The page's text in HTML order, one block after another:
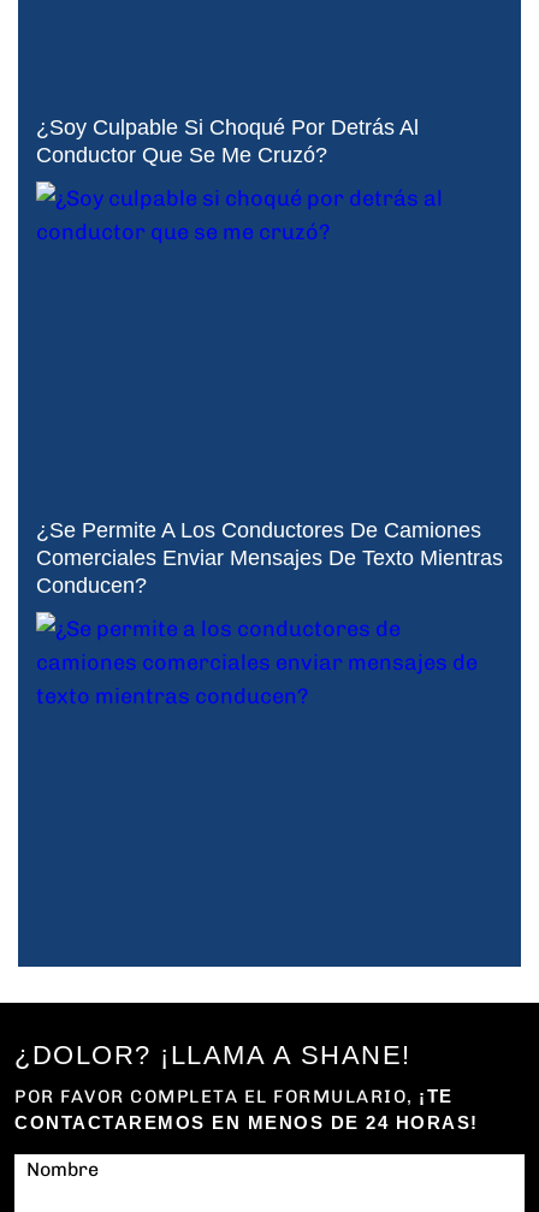
¿Soy Culpable Si Choqué Por Detrás Al
Conductor Que Se Me Cruzó?
¿Se Permite A Los Conductores De Camiones
Comerciales Enviar Mensajes De Texto Mientras
Conducen?
¿DOLOR? ¡LLAMA A SHANE!
POR FAVOR COMPLETA EL FORMULARIO, ¡TE
CONTACTAREMOS EN MENOS DE 24 HORAS!
Nombre